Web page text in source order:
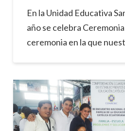
En la Unidad Educativa
año se celebra
ceremonia en la que